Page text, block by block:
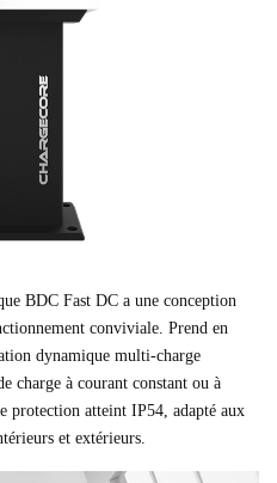
BDC Fast DC a une conception
conviviale. Prend en
dynamique multi-charge
charge à courant constant ou à
protection atteint IP54, adapté aux
et extérieurs.